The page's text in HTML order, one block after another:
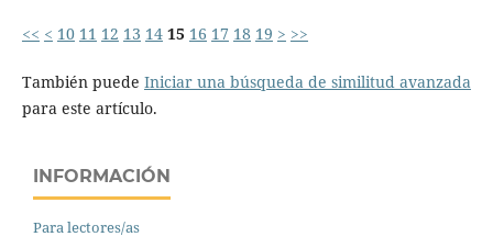
<< < 10 11 12 13 14 15 16 17 18 19 > >>
También puede Iniciar una búsqueda de similitud avanzada
para este artículo.
INFORMACIÓN
Para lectores/as